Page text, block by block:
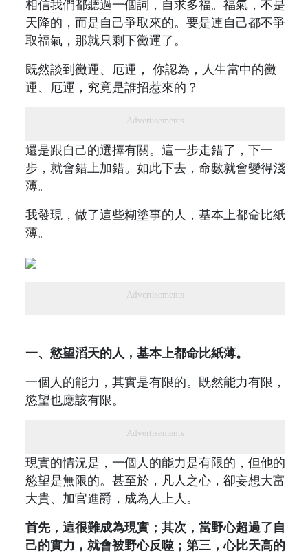
相信我們都聽過一個詞，自求多福。福氣，不是
天降的，而是自己爭取來的。要是連自己都不爭
取福氣，那就只剩下黴運了。
既然談到黴運、厄運， 你認為，人生當中的黴
運、厄運，究竟是誰招惹來的？
Advertisements
還是跟自己的選擇有關。這一步走錯了，下一
步，就會錯上加錯。如此下去，命數就會變得淺
薄。
我發現，做了這些糊塗事的人，基本上都命比紙
薄。
Advertisements
一、慾望滔天的人，基本上都命比紙薄。
一個人的能力，其實是有限的。既然能力有限，
慾望也應該有限。
Advertisements
現實的情況是，一個人的能力是有限的，但他的
慾望是無限的。甚至於，凡人之心，卻妄想大富
大貴、加官進爵，成為人上人。
首先，這很難成為現實；其次，當野心超過了自
己的實力，就會被野心反噬；第三，心比天高的